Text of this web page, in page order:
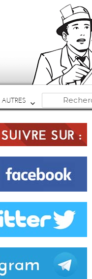
AUTRES
Recherche
pour :